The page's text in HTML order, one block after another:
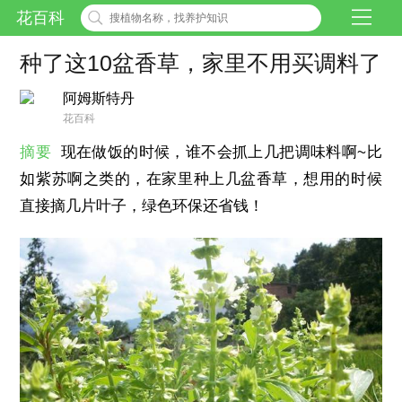
花百科
种了这10盆香草，家里不用买调料了
阿姆斯特丹
花百科
摘要 现在做饭的时候，谁不会抓上几把调味料啊~比
如紫苏啊之类的，在家里种上几盆香草，想用的时候
直接摘几片叶子，绿色环保还省钱！